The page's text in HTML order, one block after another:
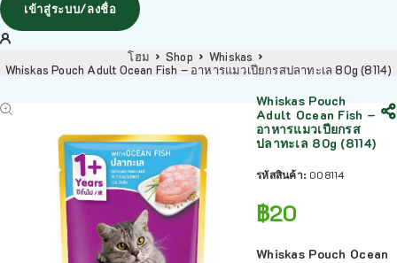
เข้าสู่ระบบ/ลงชื่อ
โฮม Shop
Whiskas
Whiskas Pouch Adult Ocean Fish – อาหารแมวเปียกรสปลาทะเล 80g (8114)
Whiskas Pouch
Adult Ocean Fish –
อาหารแมวเปียกรส
ปลาทะเล 80g (8114)
รหัสสินค้า: 008114
฿20
Whiskas Pouch Ocean